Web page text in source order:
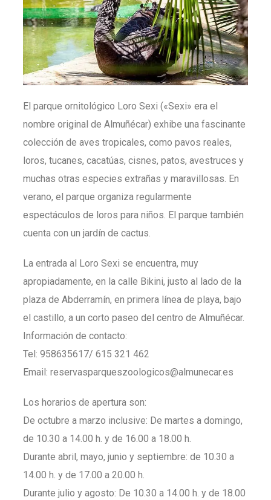
El parque ornitológico Loro Sexi («Sexi» era el
nombre original de Almuñécar) exhibe una fascinante
colección de aves tropicales, como pavos reales,
loros, tucanes, cacatúas, cisnes, patos, avestruces y
muchas otras especies extrañas y maravillosas. En
verano, el parque organiza regularmente
espectáculos de loros para niños. El parque también
cuenta con un jardín de cactus.
La entrada al Loro Sexi se encuentra, muy
apropiadamente, en la calle Bikini, justo al lado de la
plaza de Abderramín, en primera línea de playa, bajo
el castillo, a un corto paseo del centro de Almuñécar.
Información de contacto:
Tel: 958635617/ 615 321 462
Email: reservasparqueszoologicos@almunecar.es
Los horarios de apertura son:
De octubre a marzo inclusive: De martes a domingo,
de 10.30 a 14.00 h. y de 16.00 a 18.00 h.
Durante abril, mayo, junio y septiembre: de 10.30 a
14.00 h. y de 17.00 a 20.00 h.
Durante julio y agosto: De 10.30 a 14.00 h. y de 18.00